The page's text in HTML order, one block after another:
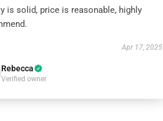
is solid, price is reasonable, highly
Apr 17, 2025
Rebecca
Verified owner